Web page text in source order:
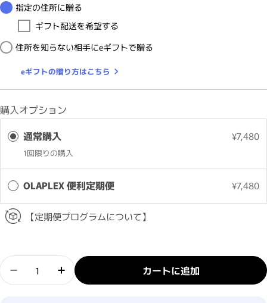
指定の住所に贈る
ギフト配送を希望する
住所を知らない相手にeギフトで贈る
eギフトの贈り方はこちら
購入オプション
通常購入
¥7,480
1回限りの購入
OLAPLEX 便利定期便 ¥7,480
【定期便プログラムについて】
数量
オラプレックス ブロウボンド ビルディング セラム
オラプレックス ブロウボンド ビルディン
カートに追加